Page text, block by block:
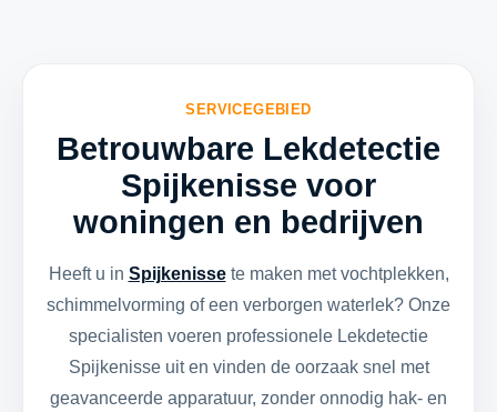
SERVICEGEBIED
Betrouwbare Lekdetectie
Spijkenisse voor
woningen en bedrijven
Heeft u in Spijkenissete maken met vochtplekken,
schimmelvorming of een verborgen waterlek? Onze
specialisten voeren professionele Lekdetectie
Spijkenisse uit en vinden de oorzaak snel met
geavanceerde apparatuur, zonder onnodig hak- en